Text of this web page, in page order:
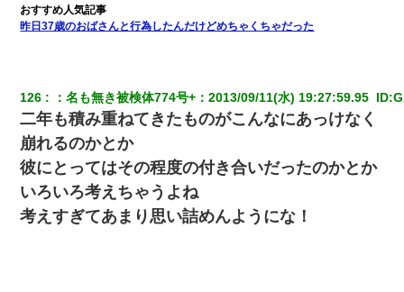
昨日37歳のおばさんと行為したんだけどめちゃくちゃだった
126 ：名も無き被検体774号+ ：2013/09/11(水) 19:27:59.95 ID:
二年も積み重ねてきたものがこんなにあっけなく
崩れるのかとか
彼にとってはその程度の付き合いだったのかとか
いろいろ考えちゃうよね
考えすぎてあまり思い詰めんようにな！